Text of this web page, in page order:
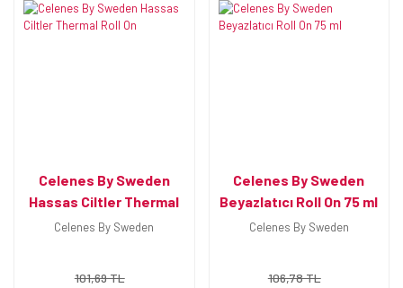
Celenes By Sweden
Hassas Ciltler Thermal
Roll On
Celenes By Sweden
101,69 TL
Celenes By Sweden
Beyazlatıcı Roll On 75 ml
Celenes By Sweden
106,78 TL